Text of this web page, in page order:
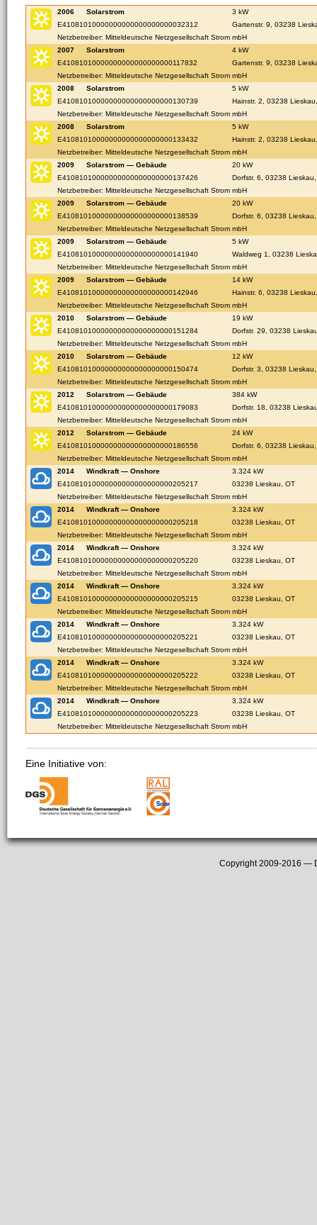
2006 Solarstrom
3 kW
E41081010000000000000000000032312
Gartenstr. 9, 03238
Netzbetreiber: Mitteldeutsche Netzgesellschaft Strom mbH
2007
Solarstrom
4 kW
E41081010000000000000000000117832
Gartenstr. 9, 03238
Netzbetreiber: Mitteldeutsche Netzgesellschaft Strom mbH
2008
Solarstrom
5 kW
E41081010000000000000000000130739
Hainstr. 2, 03238
Netzbetreiber: Mitteldeutsche Netzgesellschaft Strom mbH
2008
Solarstrom
5 kW
E41081010000000000000000000133432
Hainstr. 2, 03238
Netzbetreiber: Mitteldeutsche Netzgesellschaft Strom mbH
2009
Solarstrom — Gebäude
20 kW
E41081010000000000000000000137426
Dorfstr. 6, 03238
Netzbetreiber: Mitteldeutsche Netzgesellschaft Strom mbH
2009
Solarstrom — Gebäude
20 kW
E41081010000000000000000000138539
Dorfstr. 6, 03238
Netzbetreiber: Mitteldeutsche Netzgesellschaft Strom mbH
2009
Solarstrom — Gebäude
5 kW
E41081010000000000000000000141940
Waldweg 1, 03238
Netzbetreiber: Mitteldeutsche Netzgesellschaft Strom mbH
2009
Solarstrom — Gebäude
14 kW
E41081010000000000000000000142946
Hainstr. 6, 03238
Netzbetreiber: Mitteldeutsche Netzgesellschaft Strom mbH
2010
Solarstrom — Gebäude
19 kW
E41081010000000000000000000151284
Dorfstr. 29, 03238
Netzbetreiber: Mitteldeutsche Netzgesellschaft Strom mbH
2010
Solarstrom — Gebäude
12 kW
E41081010000000000000000000150474
Dorfstr. 3, 03238
Netzbetreiber: Mitteldeutsche Netzgesellschaft Strom mbH
2012
Solarstrom — Gebäude
384 kW
E41081010000000000000000000179083
Dorfstr. 18, 03238
Netzbetreiber: Mitteldeutsche Netzgesellschaft Strom mbH
2012
Solarstrom — Gebäude
24 kW
E41081010000000000000000000186556
Dorfstr. 6, 03238
Netzbetreiber: Mitteldeutsche Netzgesellschaft Strom mbH
2014
Windkraft — Onshore
3.324 kW
E41081010000000000000000000205217
03238 Lieskau, OT
Netzbetreiber: Mitteldeutsche Netzgesellschaft Strom mbH
2014
Windkraft — Onshore
3.324 kW
E41081010000000000000000000205218
03238 Lieskau, OT
Netzbetreiber: Mitteldeutsche Netzgesellschaft Strom mbH
2014
Windkraft — Onshore
3.324 kW
E41081010000000000000000000205220
03238 Lieskau, OT
Netzbetreiber: Mitteldeutsche Netzgesellschaft Strom mbH
2014
Windkraft — Onshore
3.324 kW
E41081010000000000000000000205215
03238 Lieskau, OT
Netzbetreiber: Mitteldeutsche Netzgesellschaft Strom mbH
2014
Windkraft — Onshore
3.324 kW
E41081010000000000000000000205221
03238 Lieskau, OT
Netzbetreiber: Mitteldeutsche Netzgesellschaft Strom mbH
2014
Windkraft — Onshore
3.324 kW
E41081010000000000000000000205222
03238 Lieskau, OT
Netzbetreiber: Mitteldeutsche Netzgesellschaft Strom mbH
2014
Windkraft — Onshore
3.324 kW
E41081010000000000000000000205223
03238 Lieskau, OT
Netzbetreiber: Mitteldeutsche Netzgesellschaft Strom mbH
Eine Initiative von:
Copyright 2009-2016 —